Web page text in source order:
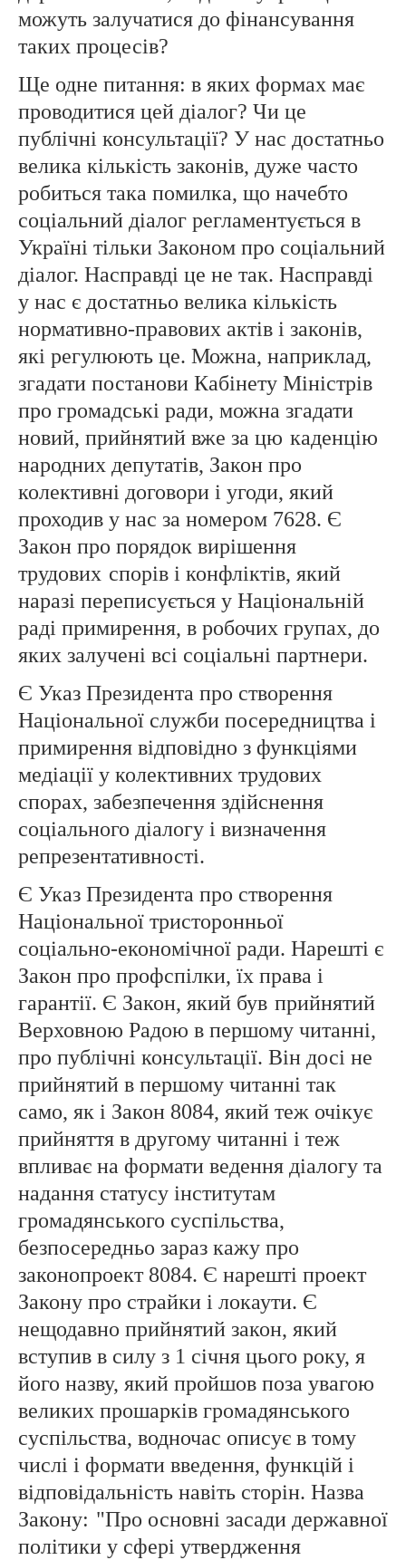
можуть залучатися до фінансування
таких процесів?
Ще одне питання: в яких формах має
проводитися цей діалог? Чи це
публічні консультації? У нас достатньо
велика кількість законів, дуже часто
робиться така помилка, що начебто
соціальний діалог регламентується в
Україні тільки Законом про соціальний
діалог. Насправді це не так. Насправді
у нас є достатньо велика кількість
нормативно-правових актів і законів,
які регулюють це. Можна, наприклад,
згадати постанови Кабінету Міністрів
про громадські ради, можна згадати
новий, прийнятий вже за цю каденцію
народних депутатів, Закон про
колективні договори і угоди, який
проходив у нас за номером 7628. Є
Закон про порядок вирішення
трудових спорів і конфліктів, який
наразі переписується у Національній
раді примирення, в робочих групах, до
яких залучені всі соціальні партнери.
Є Указ Президента про створення
Національної служби посередництва і
примирення відповідно з функціями
медіації у колективних трудових
спорах, забезпечення здійснення
соціального діалогу і визначення
репрезентативності.
Є Указ Президента про створення
Національної тристоронньої
соціально-економічної ради. Нарешті є
Закон про профспілки, їх права і
гарантії. Є Закон, який був прийнятий
Верховною Радою в першому читанні,
про публічні консультації. Він досі не
прийнятий в першому читанні так
само, як і Закон 8084, який теж очікує
прийняття в другому читанні і теж
впливає на формати ведення діалогу та
надання статусу інститутам
громадянського суспільства,
безпосередньо зараз кажу про
законопроект 8084. Є нарешті проект
Закону про страйки і локаути. Є
нещодавно прийнятий закон, який
вступив в силу з 1 січня цього року, я
його назву, який пройшов поза увагою
великих прошарків громадянського
суспільства, водночас описує в тому
числі і формати введення, функцій і
відповідальність навіть сторін. Назва
Закону: "Про основні засади державної
політики у сфері утвердження